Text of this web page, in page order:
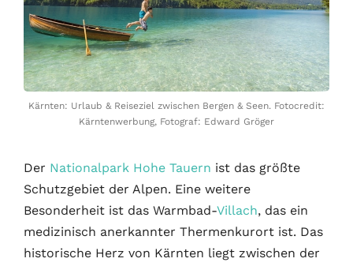
Kärnten: Urlaub & Reiseziel zwischen Bergen & Seen. Fotocredit:
Kärntenwerbung, Fotograf: Edward Gröger
Der Nationalpark Hohe Tauern ist das größte
Schutzgebiet der Alpen. Eine weitere
Besonderheit ist das Warmbad-Villach, das ein
medizinisch anerkannter Thermenkurort ist. Das
historische Herz von Kärnten liegt zwischen der